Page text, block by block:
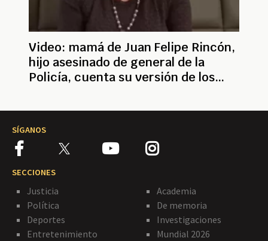
Video: mamá de Juan Felipe Rincón,
hijo asesinado de general de la
Policía, cuenta su versión de los
SÍGANOS
SECCIONES
Justicia
Política
Deportes
Entretenimiento
Academia
De memoria
Investigaciones
Mundial 2026